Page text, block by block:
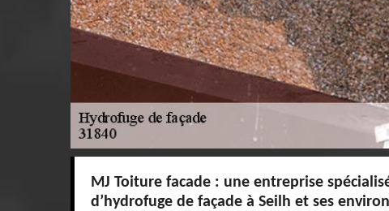
MJ Toiture facade : une entreprise
d’hydrofuge de façade à Seilh et ses